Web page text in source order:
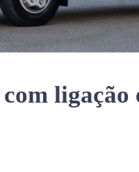
ligação